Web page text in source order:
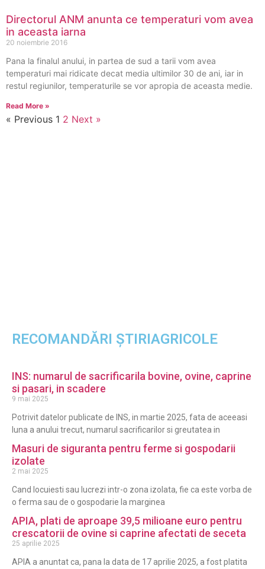
Directorul ANM anunta ce temperaturi vom avea
in aceasta iarna
20 noiembrie 2016
Pana la finalul anului, in partea de sud a tarii vom avea
temperaturi mai ridicate decat media ultimilor 30 de ani, iar in
restul regiunilor, temperaturile se vor apropia de aceasta medie.
Read More »
« Previous 1 2 Next »
RECOMANDĂRI ȘTIRIAGRICOLE
INS: numarul de sacrificarila bovine, ovine, caprine
si pasari, in scadere
9 mai 2025
Potrivit datelor publicate de INS, in martie 2025, fata de aceeasi
luna a anului trecut, numarul sacrificarilor si greutatea in
Masuri de siguranta pentru ferme si gospodarii
izolate
2 mai 2025
Cand locuiesti sau lucrezi intr-o zona izolata, fie ca este vorba de
o ferma sau de o gospodarie la marginea
APIA, plati de aproape 39,5 milioane euro pentru
crescatorii de ovine si caprine afectati de seceta
25 aprilie 2025
APIA a anuntat ca, pana la data de 17 aprilie 2025, a fost platita